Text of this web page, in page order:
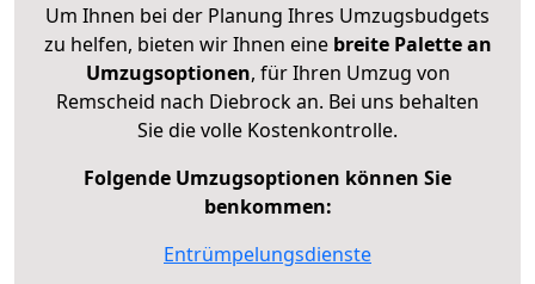
Um Ihnen bei der Planung Ihres Umzugsbudgets
zu helfen, bieten wir Ihnen eine breite Palette an
Umzugsoptionen, für Ihren Umzug von
Remscheid nach Diebrock an. Bei uns behalten
Sie die volle Kostenkontrolle.
Folgende Umzugsoptionen können Sie
benkommen:
Entrümpelungsdienste